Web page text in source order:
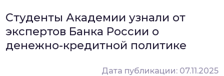
Студенты Академии узнали от
экспертов Банка России о
денежно-кредитной политике
Дата публикации: 07.11.2025